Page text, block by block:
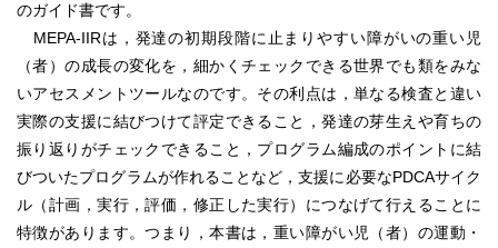
のガイド書です。
MEPA-IIRは，発達の初期段階に止まりやすい障がいの重い児
（者）の成長の変化を，細かくチェックできる世界でも類をみな
いアセスメントツールなのです。その利点は，単なる検査と違い
実際の支援に結びつけて評定できること，発達の芽生えや育ちの
振り返りがチェックできること，プログラム編成のポイントに結
びついたプログラムが作れることなど，支援に必要なPDCAサイク
ル（計画，実行，評価，修正した実行）につなげて行えることに
特徴があります。つまり，本書は，重い障がい児（者）の運動・